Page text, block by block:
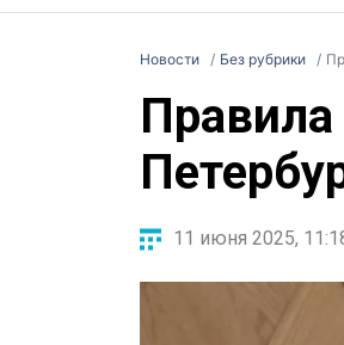
Новости Без рубрики
11 июня 2025,